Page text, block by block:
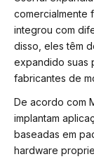
comercialmente
integrou com
disso, eles têm
expandido suas
fabricantes de
De acordo com
implantam
baseadas em
hardware